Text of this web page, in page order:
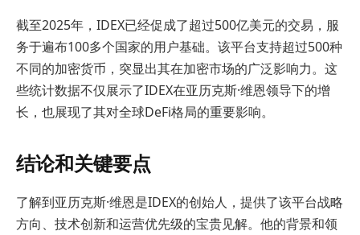
截至2025年，IDEX已经促成了超过500亿美元的交易，服
务于遍布100多个国家的用户基础。该平台支持超过500种
不同的加密货币，突显出其在加密市场的广泛影响力。这
些统计数据不仅展示了IDEX在亚历克斯·维恩领导下的增
长，也展现了其对全球DeFi格局的重要影响。
结论和关键要点
了解到亚历克斯·维恩是IDEX的创始人，提供了该平台战略
方向、技术创新和运营优先级的宝贵见解。他的背景和领